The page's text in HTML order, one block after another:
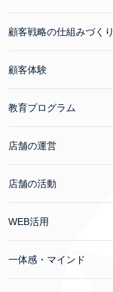
顧客戦略の仕組みづくり
顧客体験
教育プログラム
店舗の運営
店舗の活動
WEB活用
一体感・マインド